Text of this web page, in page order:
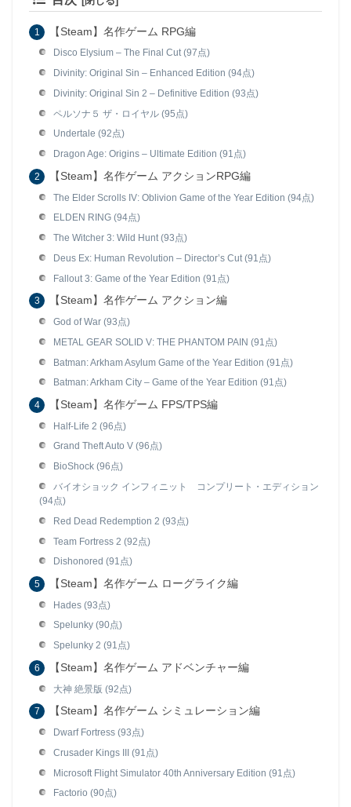
【Steam】名作ゲーム RPG編
Disco Elysium – The Final Cut (97点)
Divinity: Original Sin – Enhanced Edition (94点)
Divinity: Original Sin 2 – Definitive Edition (93点)
ペルソナ５ ザ・ロイヤル (95点)
Undertale (92点)
Dragon Age: Origins – Ultimate Edition (91点)
【Steam】名作ゲーム アクションRPG編
The Elder Scrolls IV: Oblivion Game of the Year Edition (94点)
ELDEN RING (94点)
The Witcher 3: Wild Hunt (93点)
Deus Ex: Human Revolution – Director’s Cut (91点)
Fallout 3: Game of the Year Edition (91点)
【Steam】名作ゲーム アクション編
God of War (93点)
METAL GEAR SOLID V: THE PHANTOM PAIN (91点)
Batman: Arkham Asylum Game of the Year Edition (91点)
Batman: Arkham City – Game of the Year Edition (91点)
【Steam】名作ゲーム FPS/TPS編
Half-Life 2 (96点)
Grand Theft Auto V (96点)
BioShock (96点)
バイオショック インフィニット コンプリート・エディション
(94点)
Red Dead Redemption 2 (93点)
Team Fortress 2 (92点)
Dishonored (91点)
【Steam】名作ゲーム ローグライク編
Hades (93点)
Spelunky (90点)
Spelunky 2 (91点)
【Steam】名作ゲーム アドベンチャー編
大神 絶景版 (92点)
【Steam】名作ゲーム シミュレーション編
Dwarf Fortress (93点)
Crusader Kings III (91点)
Microsoft Flight Simulator 40th Anniversary Edition (91点)
Factorio (90点)